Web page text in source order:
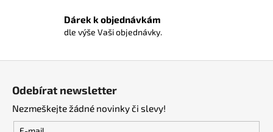
v
ý
p
Dárek k objednávkám
dle výše Vaši objednávky.
Odebírat newsletter
Nezmeškejte žádné novinky či slevy!